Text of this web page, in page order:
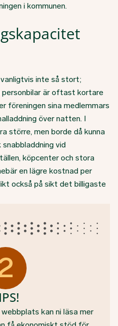
i kommunen.
inte så stort;
är oftast kortare
föreningen sina medlemmars
över natten. I
större, men borde då kunna
vid
köpcenter och stora
en lägre kostnad per
också på sikt det billigaste
kan ni läsa mer